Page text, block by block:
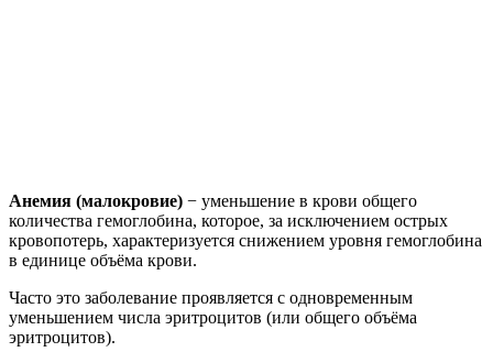
Анемия (малокровие) − уменьшение в крови общего
количества гемоглобина, которое, за исключением острых
кровопотерь, характеризуется снижением уровня гемоглобина
в единице объёма крови.
Часто это заболевание проявляется с одновременным
уменьшением числа эритроцитов (или общего объёма
эритроцитов).